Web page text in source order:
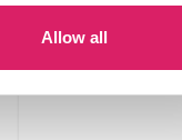
Allow all